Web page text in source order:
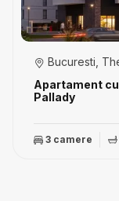
Apartament
Pallady
Bucuresti,
3 camere